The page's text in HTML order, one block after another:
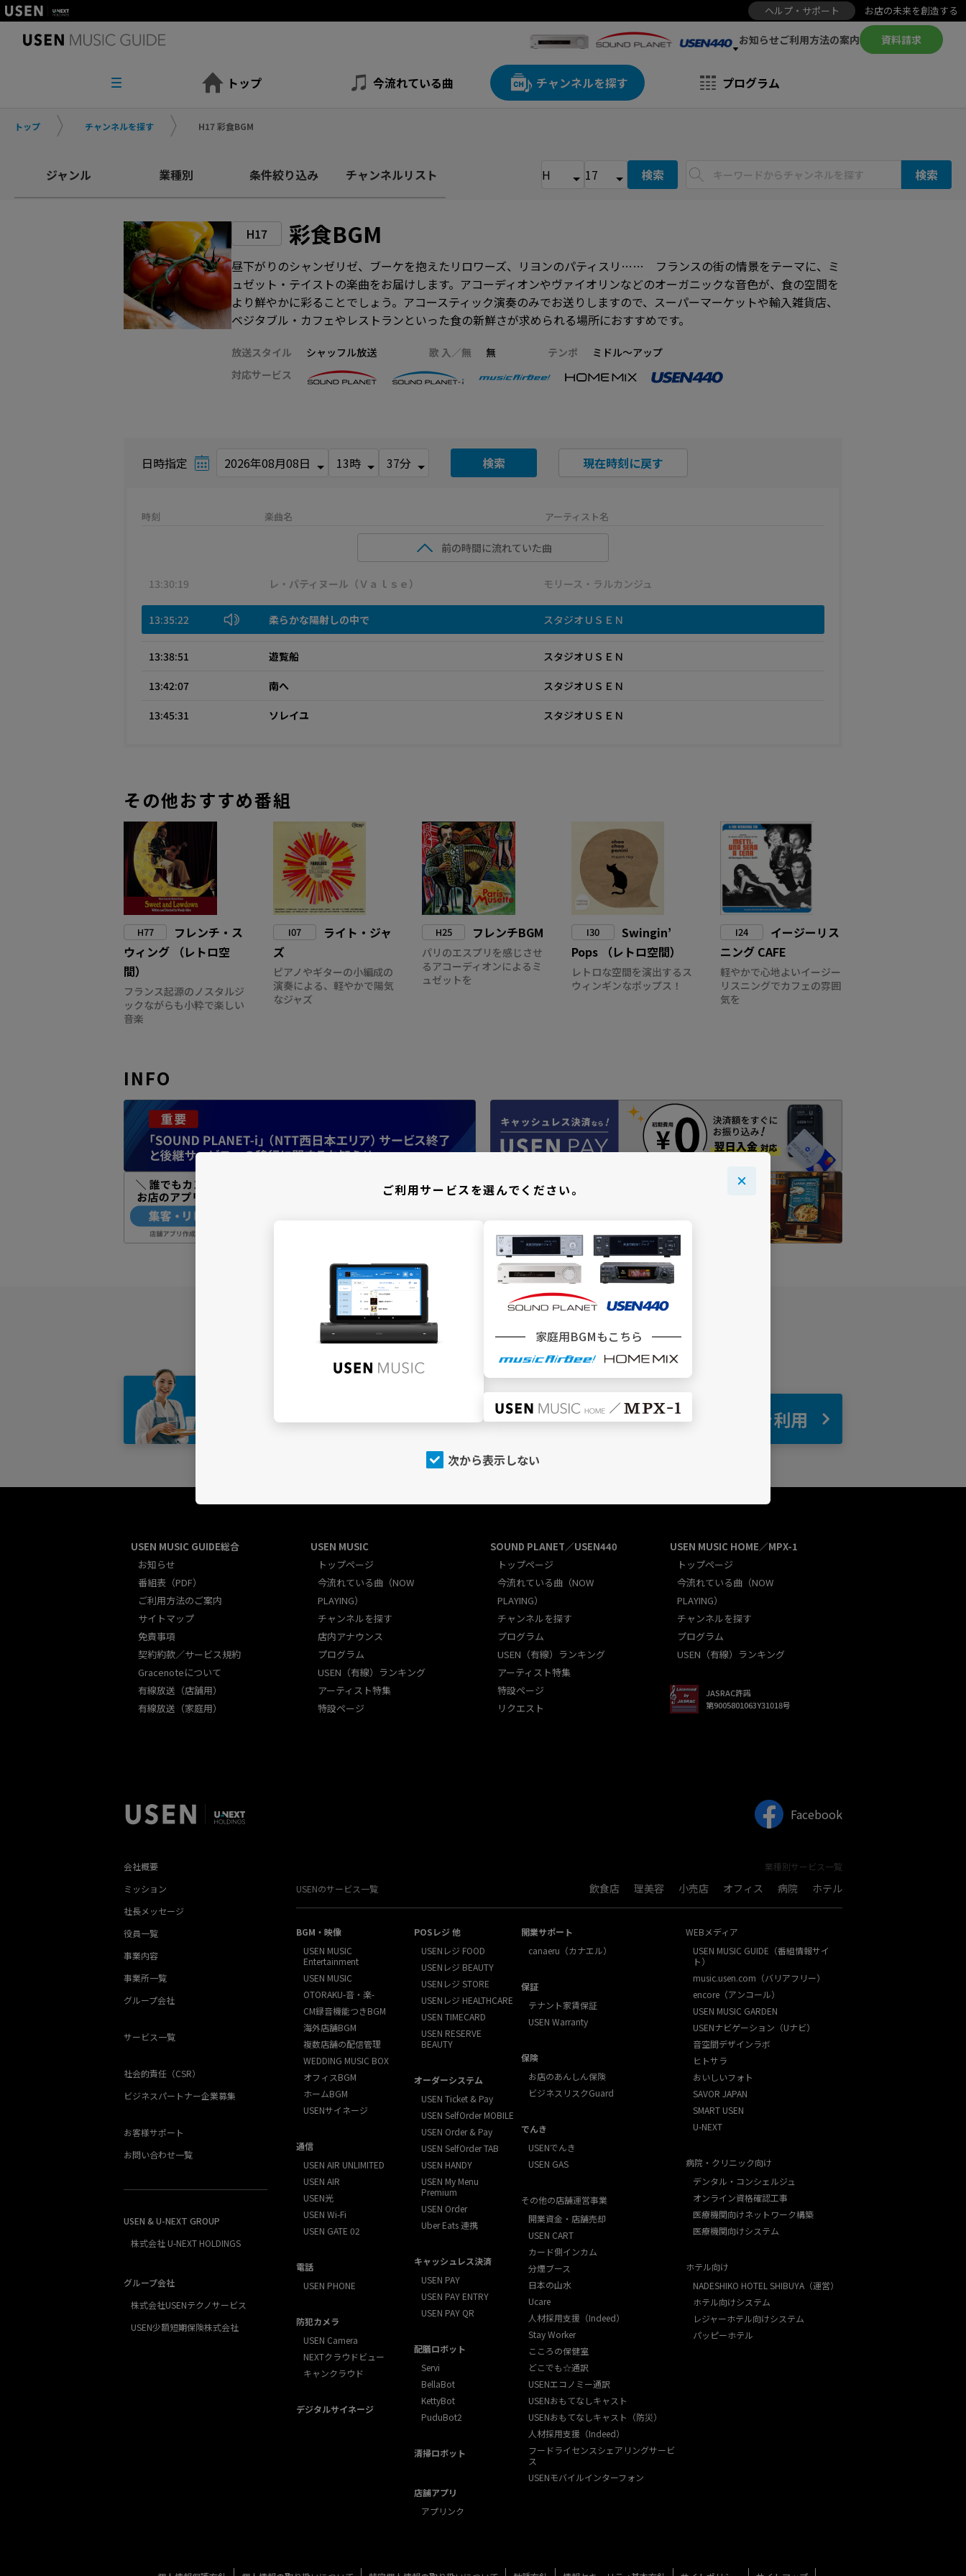
ヘルプ・サポート お店の未来を創造する
お知らせご利用方法の案内 資料請求
トップ 今流れている曲 チャンネルを探す プログラム
トップ チャンネルを探す H17 彩食BGM
ジャンル 業種別 条件絞り込み チャンネルリスト 検索 検索
H17 彩食BGM
昼下がりのシャンゼリゼ、ブーケを抱えたリロワーズ、リヨンのパティスリ…… フランスの街の情景をテーマに、ミ
ュゼット・テイストの楽曲をお届けします。アコーディオンやヴァイオリンなどのオーガニックな音色が、食の空間を
より鮮やかに彩ることでしょう。アコースティック演奏のみでお送りしますので、スーパーマーケットや輸入雑貨店、
ベジタブル・カフェやレストランといった食の新鮮さが求められる場所におすすめです。
放送スタイル シャッフル放送 歌 入／無 無 テンポ
ミドル～アップ
対応サービス
日時指定 検索 現在時刻に戻す
時刻 楽曲名 アーティスト名
前の時間に流れていた曲
13:30:19 レ・パティヌール（Ｖａｌｓｅ） モリース・ラルカンジュ
13:35:22 柔らかな陽射しの中で スタジオＵＳＥＮ
13:38:51 遊覧船 スタジオＵＳＥＮ
13:42:07 南へ スタジオＵＳＥＮ
13:45:31 ソレイユ スタジオＵＳＥＮ
その他おすすめ番組
H77
フレンチ・ス
ウィング （レトロ空
間）
フランス起源のノスタルジ
ックながらも小粋で楽しい
音楽
I07
ライト・ジャ
ズ
ピアノやギターの小編成の
演奏による、軽やかで陽気
なジャズ
H25 フレンチBGM
パリのエスプリを感じさせ
るアコーディオンによるミ
ュゼットを
I30
Swingin’
Pops （レトロ空間）
レトロな空間を演出するス
ウィンギンなポップス！
I24
イージーリス
ニング CAFE
軽やかで心地よいイージー
リスニングでカフェの雰囲
気を
INFO
新規加入をご検討中のお客様
＼ どこでBGMサービスをご利用ですか ／
店舗・施設 自宅 でBGMを利用
USEN MUSIC GUIDE総合
お知らせ
番組表（PDF）
ご利用方法のご案内
サイトマップ
免責事項
契約約款／サービス規約
Gracenoteについて
有線放送（店舗用）
有線放送（家庭用）
USEN MUSIC
トップページ
今流れている曲（NOW
PLAYING）
チャンネルを探す
店内アナウンス
プログラム
USEN（有線）ランキング
アーティスト特集
特設ページ
SOUND PLANET／USEN440
トップページ
今流れている曲（NOW
PLAYING）
チャンネルを探す
プログラム
USEN（有線）ランキング
アーティスト特集
特設ページ
リクエスト
USEN MUSIC HOME／MPX-1
トップページ
今流れている曲（NOW
PLAYING）
チャンネルを探す
プログラム
USEN（有線）ランキング
JASRAC許諾
第9005801063Y31018号
Facebook
会社概要
ミッション
社長メッセージ
役員一覧
事業内容
事業所一覧
グループ会社
サービス一覧
社会的責任（CSR）
ビジネスパートナー企業募集
お客様サポート
お問い合わせ一覧
USEN & U-NEXT GROUP
株式会社 U-NEXT HOLDINGS
グループ会社
株式会社USENテクノサービス
USEN少額短期保険株式会社
業種別サービス一覧
USENのサービス一覧
飲食店 理美容 小売店 オフィス 病院 ホテル
BGM・映像
USEN MUSIC
Entertainment
USEN MUSIC
OTORAKU-音・楽-
CM録音機能つきBGM
海外店舗BGM
複数店舗の配信管理
WEDDING MUSIC BOX
オフィスBGM
ホームBGM
USENサイネージ
通信
USEN AIR UNLIMITED
USEN AIR
USEN光
USEN Wi-Fi
USEN GATE 02
電話
USEN PHONE
防犯カメラ
USEN Camera
NEXTクラウドビュー
キャンクラウド
デジタルサイネージ
POSレジ 他
USENレジ FOOD
USENレジ BEAUTY
USENレジ STORE
USENレジ HEALTHCARE
USEN TIMECARD
USEN RESERVE
BEAUTY
オーダーシステム
USEN Ticket & Pay
USEN SelfOrder MOBILE
USEN Order & Pay
USEN SelfOrder TAB
USEN HANDY
USEN My Menu
Premium
USEN Order
Uber Eats 連携
キャッシュレス決済
USEN PAY
USEN PAY ENTRY
USEN PAY QR
配膳ロボット
Servi
BellaBot
KettyBot
PuduBot2
清掃ロボット
店舗アプリ
アプリンク
開業サポート
canaeru（カナエル）
保証
テナント家賃保証
USEN Warranty
保険
お店のあんしん保険
ビジネスリスクGuard
でんき
USENでんき
USEN GAS
その他の店舗運営事業
開業資金・店舗売却
USEN CART
カード側インカム
分煙ブース
日本の山水
Ucare
人材採用支援（Indeed）
Stay Worker
こころの保健室
どこでも☆通訳
USENエコノミー通訳
USENおもてなしキャスト
USENおもてなしキャスト（防災）
人材採用支援（Indeed）
フードライセンスシェアリングサービ
ス
USENモバイルインターフォン
WEBメディア
USEN MUSIC GUIDE（番組情報サイ
ト）
music.usen.com（バリアフリー）
encore（アンコール）
USEN MUSIC GARDEN
USENナビゲーション（Uナビ）
音空間デザインラボ
ヒトサラ
おいしいフォト
SAVOR JAPAN
SMART USEN
U-NEXT
病院・クリニック向け
デンタル・コンシェルジュ
オンライン資格確認工事
医療機関向けネットワーク構築
医療機関向けシステム
ホテル向け
NADESHIKO HOTEL SHIBUYA（運営）
ホテル向けシステム
レジャーホテル向けシステム
パッピーホテル
ご利用サービスを選んでください。
家庭用BGMもこちら
次から表示しない